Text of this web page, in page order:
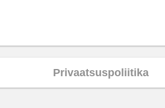
Privaatsuspoliitika